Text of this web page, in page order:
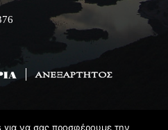
για να σας προσφέρουμε την